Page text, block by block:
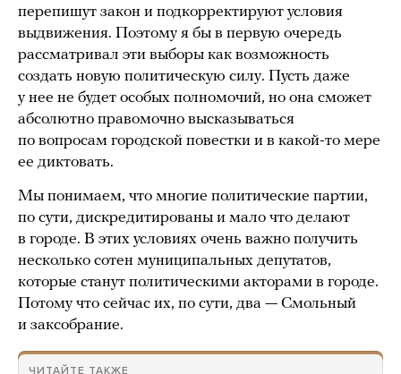
перепишут закон и подкорректируют условия
выдвижения. Поэтому я бы в первую очередь
рассматривал эти выборы как возможность
создать новую политическую силу. Пусть даже
у нее не будет особых полномочий, но она сможет
абсолютно правомочно высказываться
по вопросам городской повестки и в какой-то мере
ее диктовать.
Мы понимаем, что многие политические партии,
по сути, дискредитированы и мало что делают
в городе. В этих условиях очень важно получить
несколько сотен муниципальных депутатов,
которые станут политическими акторами в городе.
Потому что сейчас их, по сути, два — Смольный
и заксобрание.
ЧИТАЙТЕ ТАКЖЕ